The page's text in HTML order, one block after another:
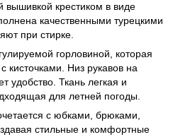
крестиком в виде
качественными турецкими
при стирке.
горловиной, которая
кисточками. Низ рукавов на
удобство. Ткань легкая и
для летней погоды.
с юбками, брюками,
стильные и комфортные